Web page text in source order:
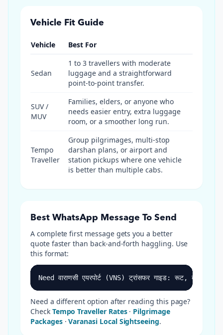
Vehicle Fit Guide
Vehicle Best For
Sedan
1 to 3 travellers with moderate
luggage and a straightforward
point-to-point transfer.
SUV /
MUV
Families, elders, or anyone who
needs easier entry, extra luggage
room, or a smoother long run.
Tempo
Traveller
Group pilgrimages, multi-stop
darshan plans, or airport and
station pickups where one vehicle
is better than multiple cabs.
Best WhatsApp Message To Send
A complete first message gets you a better
quote faster than back-and-forth haggling. Use
this format:
Need वाराणसी एयरपोर्ट (VNS) ट्रांसफर गाइड: रूट,
Need a different option after reading this page?
Check Tempo Traveller Rates· Pilgrimage
Packages·Varanasi Local Sightseeing.